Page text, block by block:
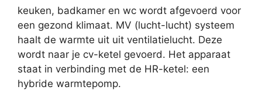
keuken, badkamer en wc wordt afgevoerd voor
een gezond klimaat. MV (lucht-lucht) systeem
haalt de warmte uit uit ventilatielucht. Deze
wordt naar je cv-ketel gevoerd. Het apparaat
staat in verbinding met de HR-ketel: een
hybride warmtepomp.